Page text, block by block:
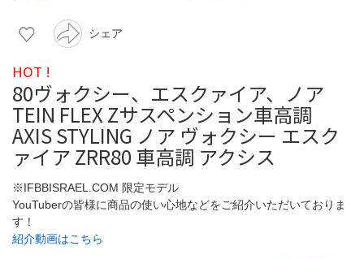
シェア
HOT !
80ヴォクシー、エスクァイア、ノア
TEIN FLEX Zサスペンション車高調
AXIS STYLING ノア ヴォクシー エスク
ァイア ZRR80 車高調 アクシス
※IFBBISRAEL.COM 限定モデル
YouTuberの皆様に商品の使い心地などをご紹介いただいておりま
す！
紹介動画はこちら